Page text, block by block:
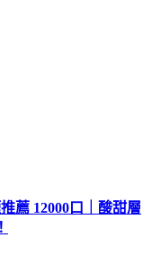
薦 12000口｜酸甜層